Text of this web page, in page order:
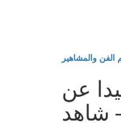
الفن والمشاهير
عن
شاهد